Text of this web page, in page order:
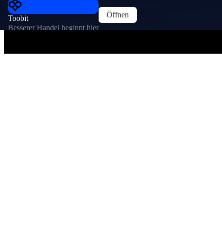
Toobit
Besserer Handel beginnt hier
Öffnen